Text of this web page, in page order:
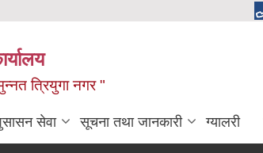
त्रियुगा नगर "
सेवा सूचना तथा जानकारी ग्यालरी